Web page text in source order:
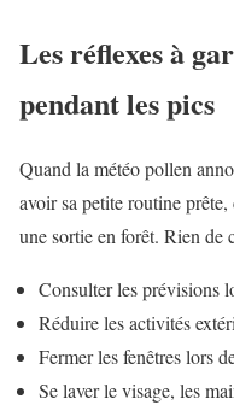
Les réflexes à
pendant les pics
Quand la météo pollen
avoir sa petite routine
une sortie en forêt. Rien de
Consulter les prévisions
Réduire les activités
Fermer les fenêtres lors
Se laver le visage, les